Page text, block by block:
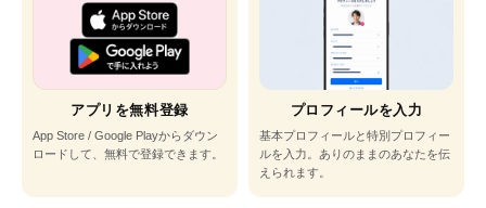
アプリを無料登録
App Store / Google Playからダウン
ロードして、無料で登録できます。
プロフィールを入力
基本プロフィールと特別プロフィー
ルを入力。ありのままのあなたを伝
えられます。